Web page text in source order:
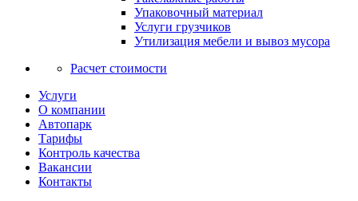
Упаковочный материал
Услуги грузчиков
Утилизация мебели и вывоз мусора
Расчет стоимости
Услуги
О компании
Автопарк
Тарифы
Контроль качества
Вакансии
Контакты